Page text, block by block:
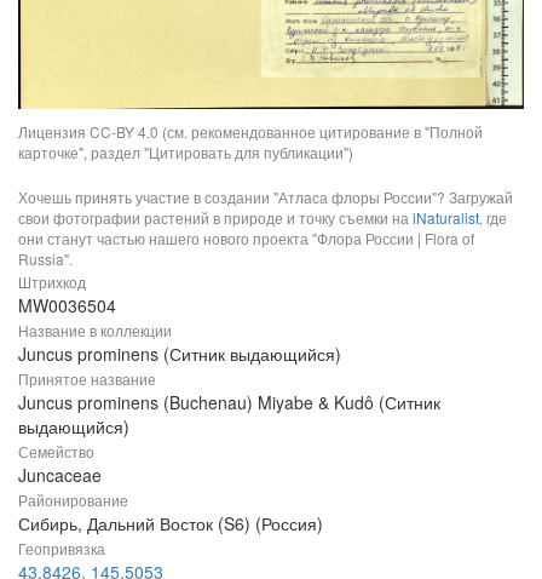
Лицензия CC-BY 4.0 (см. рекомендованное цитирование в "Полной
карточке", раздел "Цитировать для публикации")
Хочешь принять участие в создании "Атласа флоры России"? Загружай
свои фотографии растений в природе и точку съемки наiNaturalist, где
они станут частью нашего нового проекта "Флора России | Flora of
Russia".
Штрихкод
MW0036504
Название в коллекции
Juncus prominens (Ситник выдающийся)
Принятое название
Juncus prominens (Buchenau) Miyabe & Kudô (Ситник
выдающийся)
Семейство
Juncaceae
Районирование
Сибирь, Дальний Восток (S6) (Россия)
Геопривязка
43,8426, 145,5053